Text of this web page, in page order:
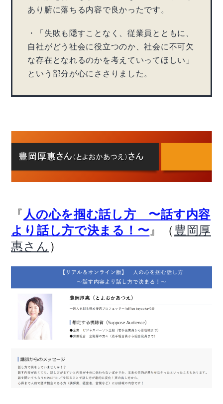
あり腑に落ちる内容で良かったです。
・「失敗も隠すことなく、従業員とともに、
自社がどう社会に役立つのか、社会に不可欠
な存在となれるのかを考えていってほしい」
という部分が心にささりました。
『 人の心を掴む話し方 〜話す内容
より話し方で決まる！〜』（ 豊岡厚
惠さん ）